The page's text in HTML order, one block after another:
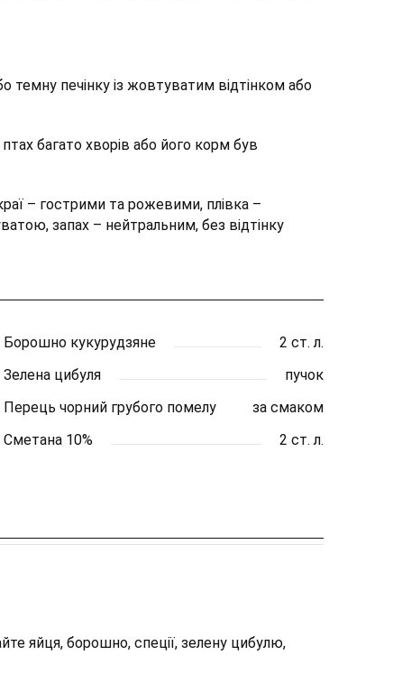
темну печінку із жовтуватим відтінком або
багато хворів або його корм був
– гострими та рожевими, плівка –
запах – нейтральним, без відтінку
Борошно кукурудзяне
2 ст. л.
Зелена цибуля
пучок
Перець чорний грубого помелу
за смаком
Сметана 10% 2 ст. л.
яйця, борошно, спеції, зелену цибулю,